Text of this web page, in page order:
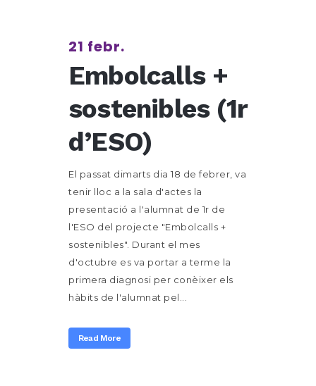
21 febr.
Embolcalls +
sostenibles (1r
d’ESO)
El passat dimarts dia 18 de febrer, va
tenir lloc a la sala d'actes la
presentació a l'alumnat de 1r de
l'ESO del projecte "Embolcalls +
sostenibles". Durant el mes
d'octubre es va portar a terme la
primera diagnosi per conèixer els
hàbits de l'alumnat pel...
Read More